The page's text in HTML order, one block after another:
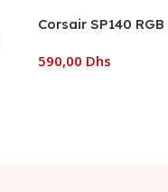
Corsair SP140
590,00 Dhs